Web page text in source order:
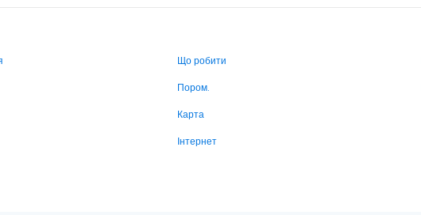
Що робити
Пором.
Карта
Інтернет